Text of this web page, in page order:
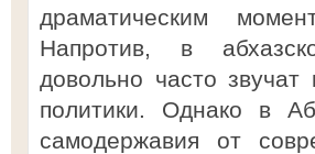
драматическим
Напротив, в
довольно часто звучат
политики. Однако в
самодержавия от